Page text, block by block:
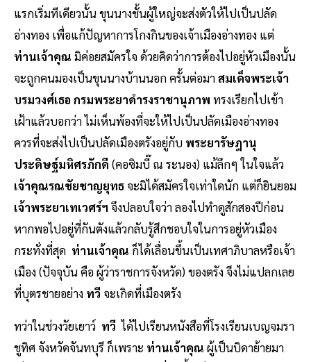
แรกเริ่มทีเดียวนั้น ขุนนางชั้นผู้ใหญ่จะส่งตัวให้ไปเป็นปลัด
อ่างทอง เพื่อแก้ปัญหาการโกงกินของเจ้าเมืองอ่างทอง แต่
ท่านเจ้าคุณ มิค่อยสมัครใจ ด้วยคิดว่าการต้องไปอยู่หัวเมืองนั้น
จะถูกคนมองเป็นขุนนางบ้านนอก ครั้นต่อมาสมเด็จพระเจ้า
บรมวงศ์เธอ กรมพระยาดำรงราชานุภาพ ทรงเรียกไปเข้า
เฝ้าแล้วบอกว่า ไม่เห็นพ้องที่จะให้ไปเป็นปลัดเมืองอ่างทอง
ควรที่จะส่งไปเป็นปลัดเมืองตรังอยู่กับ พระยารัษฎานุ
ประดิษฐ์มหิศรภักดี (คอซิมบี๊ ณ ระนอง) แม้ลึกๆ ในใจแล้ว
เจ้าคุณรณชัยชาญยุทธ จะมิได้สมัครใจเท่าใดนัก แต่ก็ยินยอม
เจ้าพระยาเทเวศร์ฯ จึงปลอบใจว่า ลองไปทำดูสักสองปีก่อน
หากพอไปอยู่ที่กันตังแล้วกลับรู้สึกชอบใจในการอยู่หัวเมือง
กระทั่งที่สุด ท่านเจ้าคุณ ก็ได้เลื่อนขึ้นเป็นเทศาภิบาลหรือเจ้า
เมือง (ปัจจุบัน คือ ผู้ว่าราชการจังหวัด) ของตรัง จึงไม่แปลกเลย
ที่บุตรชายอย่าง ทวี จะเกิดที่เมืองตรัง
ทว่าในช่วงวัยเยาว์ ทวี ได้ไปเรียนหนังสือที่โรงเรียนเบญจมรา
ชูทิศ จังหวัดจันทบุรี ก็เพราะ ท่านเจ้าคุณ ผู้เป็นบิดาย้ายมา